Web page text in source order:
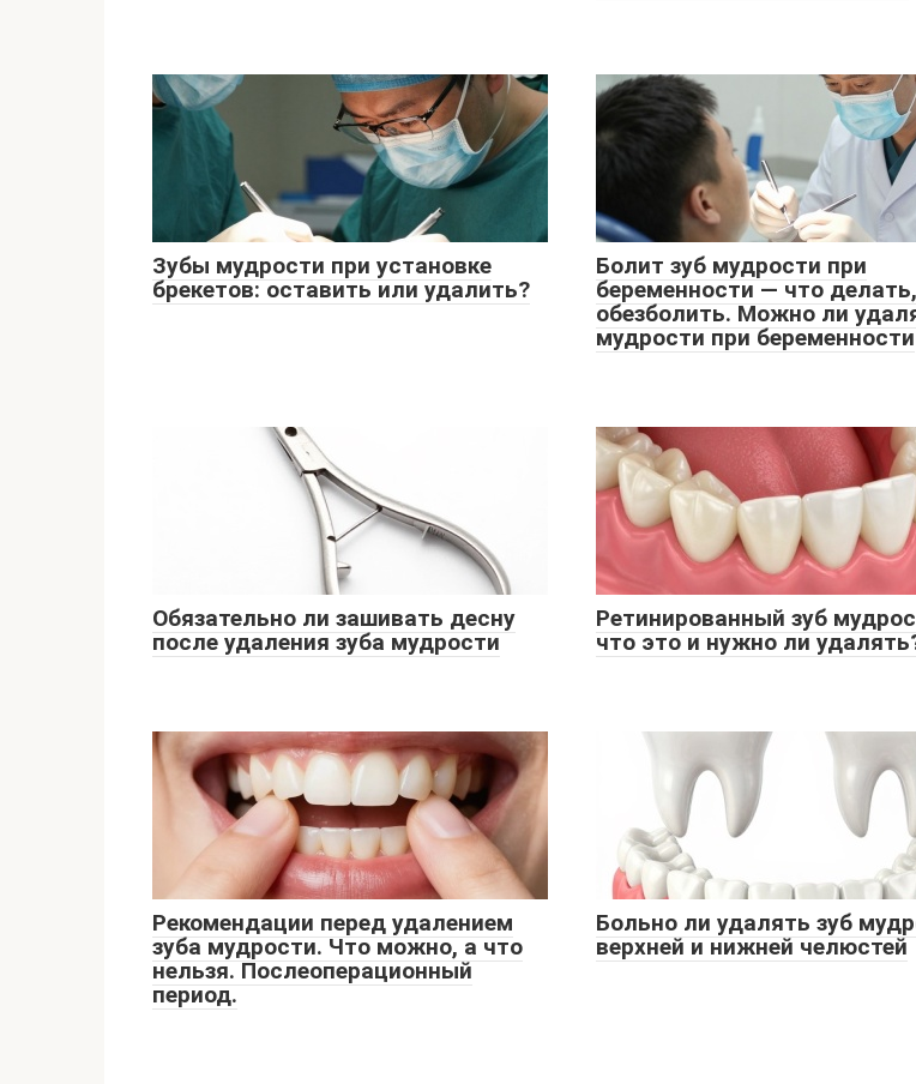
Зубы мудрости при установке
брекетов: оставить или удалить?
Болит зуб мудрости при
беременности — что
обезболить. Можно ли
мудрости при беременности
Обязательно ли зашивать десну
после удаления зуба мудрости
Ретинированный зуб
что это и нужно ли
Рекомендации перед удалением
зуба мудрости. Что можно, а что
нельзя. Послеоперационный
период.
Больно ли удалять зуб
верхней и нижней челюстей